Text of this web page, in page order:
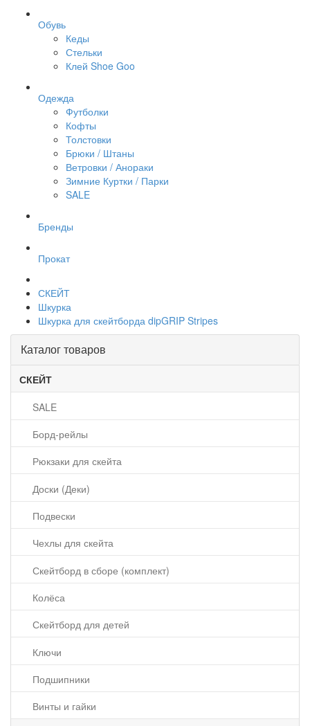
Обувь
Кеды
Стельки
Клей Shoe Goo
Одежда
Футболки
Кофты
Толстовки
Брюки / Штаны
Ветровки / Анораки
Зимние Куртки / Парки
SALE
Бренды
Прокат
СКЕЙТ
Шкурка
Шкурка для скейтборда dipGRIP Stripes
Каталог товаров
СКЕЙТ
SALE
Борд-рейлы
Рюкзаки для скейта
Доски (Деки)
Подвески
Чехлы для скейта
Скейтборд в сборе (комплект)
Колёса
Скейтборд для детей
Ключи
Подшипники
Винты и гайки